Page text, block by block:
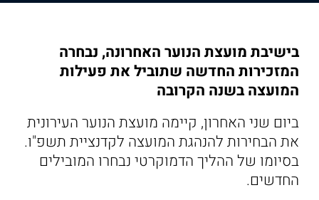
בישיבת מועצת הנוער האחרונה, נבחרה
המזכירות החדשה שתוביל את פעילות
המועצה בשנה הקרובה
ביום שני האחרון, קיימה מועצת הנוער העירונית
את הבחירות להנהגת המועצה לקדנציית תשפ"ו.
בסיומו של ההליך הדמוקרטי נבחרו המובילים
החדשים.
תל אביב